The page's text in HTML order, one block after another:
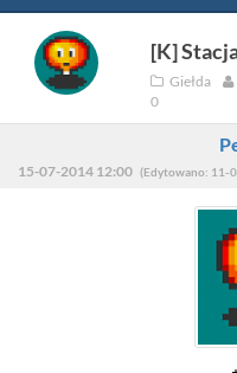
[K]
Giełda
0
15-07-2014 12:00 (Edytowano: 11-